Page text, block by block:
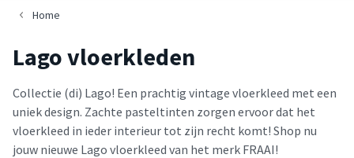
Home
Lago vloerkleden
Collectie (di) Lago! Een prachtig vintage vloerkleed met een
uniek design. Zachte pasteltinten zorgen ervoor dat het
vloerkleed in ieder interieur tot zijn recht komt! Shop nu
jouw nieuwe Lago vloerkleed van het merk FRAAI!